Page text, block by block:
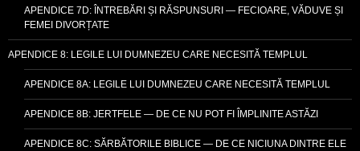
APENDICE 7D: ÎNTREBĂRI ȘI RĂSPUNSURI — FECIOARE, VĂDUVE ȘI
FEMEI DIVORȚATE
APENDICE 8: LEGILE LUI DUMNEZEU CARE NECESITĂ TEMPLUL
APENDICE 8A: LEGILE LUI DUMNEZEU CARE NECESITĂ TEMPLUL
APENDICE 8B: JERTFELE — DE CE NU POT FI ÎMPLINITE ASTĂZI
APENDICE 8C: SĂRBĂTORILE BIBLICE — DE CE NICIUNA DINTRE ELE